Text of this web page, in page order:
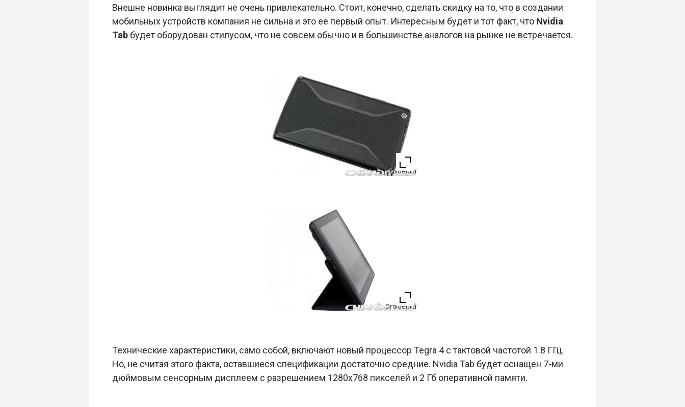
Внешне новинка выглядит не очень привлекательно. Стоит, конечно, сделать скидку на то, что в создании
мобильных устройств компания не сильна и это ее первый опыт. Интересным будет и тот факт, что Nvidia
Tabбудет оборудован стилусом, что не совсем обычно и в большинстве аналогов на рынке не встречается.
Технические характеристики, само собой, включают новый процессор Tegra 4 с тактовой частотой 1.8 ГГц.
Но, не считая этого факта, оставшиеся спецификации достаточно средние. Nvidia Tab будет оснащен 7-ми
дюймовым сенсорным дисплеем с разрешением 1280х768 пикселей и 2 Гб оперативной памяти.